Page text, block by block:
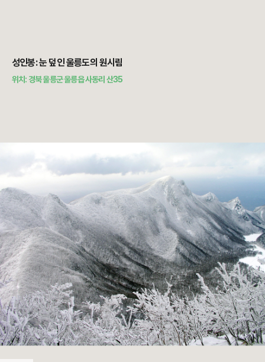
성인봉: 눈 덮인 울릉도의 원시림
위치: 경북 울릉군 울릉읍 사동리 산35